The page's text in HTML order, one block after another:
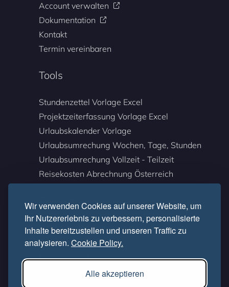
Wir verwenden Cookies auf unserer Website, um
Ihr Nutzererlebnis zu verbessern, personalisierte
Inhalte bereitzustellen und unseren Traffic zu
analysieren. Cookie Policy.
Alle akzeptieren
Account verwalten
Dokumentation
Kontakt
Termin vereinbaren
Tools
Stundenzettel Vorlage Excel
Projektzeiterfassung Vorlage Excel
Urlaubskalender Vorlage
Urlaubsumrechung Wochen, Tage, Stunden
Urlaubsumrechung Vollzeit - Teilzeit
Reisekosten Abrechnung Österreich
Company
software architects gmbh
Kornstraße 7A (Büro)
Birkenweg 16 (Buchhaltung)
Austria - 4060 Leonding